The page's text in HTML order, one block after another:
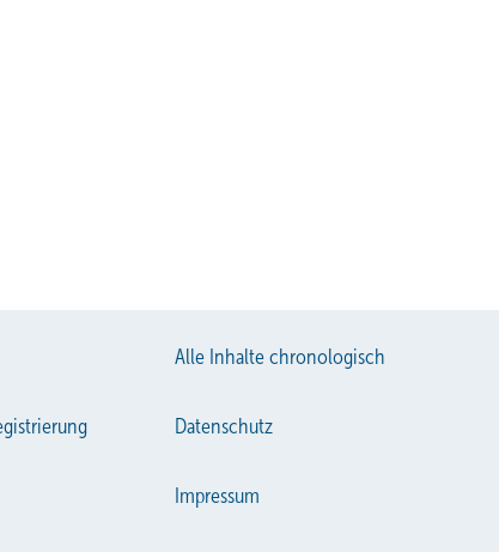
Alle Inhalte chronologisch
Datenschutz
Impressum